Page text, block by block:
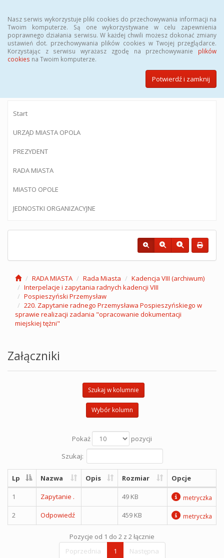
Nasz serwis wykorzystuje pliki cookies do przechowywania informacji na
Twoim komputerze. Są one wykorzystywane w celu zapewnienia
poprawnego działania serwisu. W każdej chwili możesz dokonać zmiany
ustawień dot. przechowywania plików cookies w Twojej przeglądarce.
Korzystając z serwisu wyrażasz zgodę na przechowywanie plików
cookies na Twoim komputerze.
Potwierdź i zamknij
BIULETYN INFORMACJI PUBLICZNEJ
Urzędu Miasta Opola
Start
URZĄD MIASTA OPOLA
PREZYDENT
RADA MIASTA
MIASTO OPOLE
JEDNOSTKI ORGANIZACYJNE
RADA MIASTA Rada Miasta
Kadencja VIII (archiwum)
Interpelacje i zapytania radnych kadencji VIII
Pospieszyński Przemysław
220. Zapytanie radnego Przemysława Pospieszyńskiego w
sprawie realizacji zadania "opracowanie dokumentacji
miejskiej tężni"
Załączniki
Szukaj w kolumnie
Wybór kolumn
Pokaż
pozycji
Szukaj:
Lp Nazwa Opis Rozmiar Opcje
1 Zapytanie . 49 KB metryczka
2 Odpowiedź 459 KB metryczka
Pozycje od 1 do 2 z 2 łącznie
Poprzednia
1 Następna